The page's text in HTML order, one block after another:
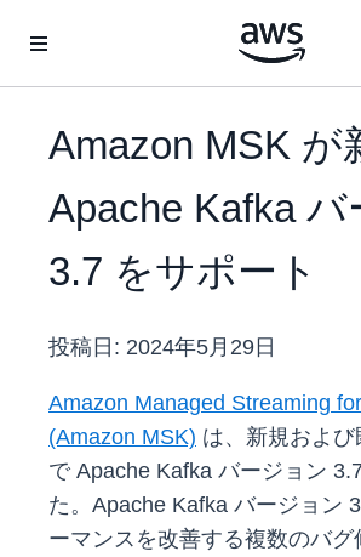
Amazon MSK が
Apache Kafka バ
3.7 をサポート
投稿日: 2024年5月29日
Amazon Managed Streaming
(Amazon MSK) は、新規およ
で Apache Kafka バージョン
た。Apache Kafka バージョン
ーマンスを改善する複数のバ